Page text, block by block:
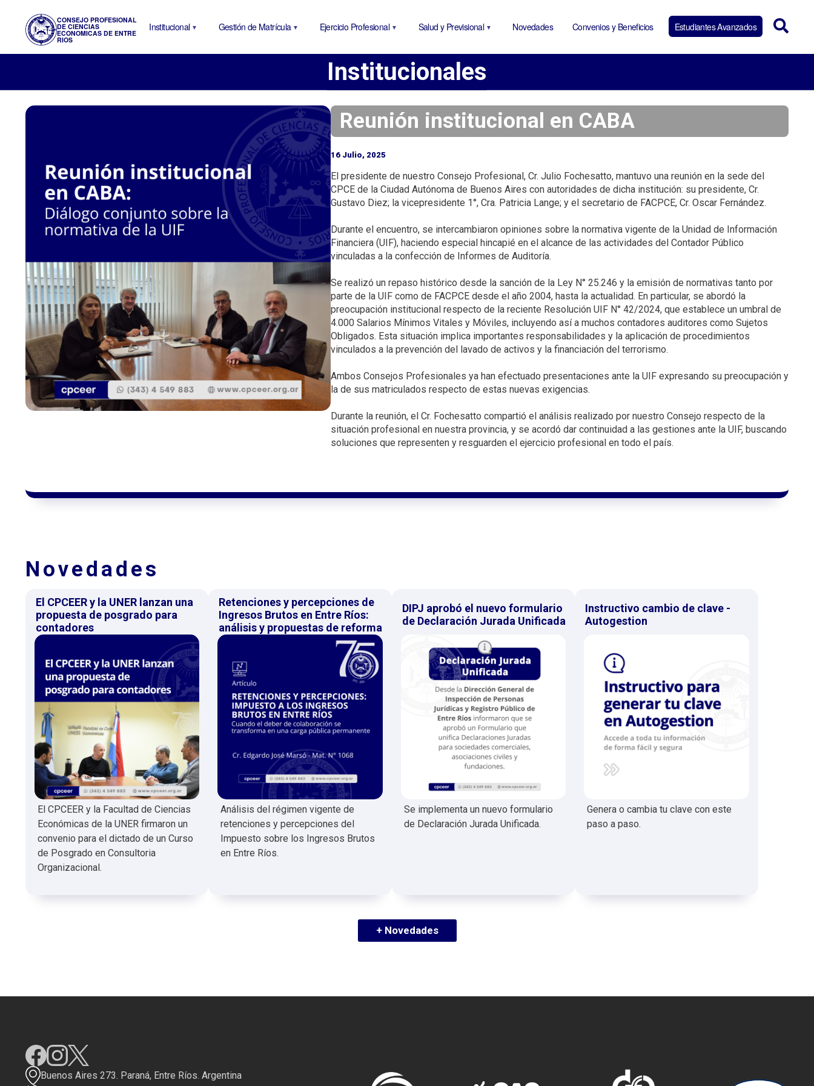
a
r
a
c
o
e
n
i
o
p
i
n
c
i
p
a
l
CONSEJO PROFESIONAL
DE CIENCIAS
ECONOMICAS DE ENTRE
RIOS
Institucional Gestión de Matrícula Ejercicio Profesional Salud y Previsional Novedades Convenios y Beneficios Estudiantes Avanzados
Institucionales
Reunión institucional en CABA
16 Julio, 2025
El presidente de nuestro Consejo Profesional, Cr. Julio Fochesatto, mantuvo una reunión en la sede del
CPCE de la Ciudad Autónoma de Buenos Aires con autoridades de dicha institución: su presidente, Cr.
Gustavo Diez; la vicepresidente 1°, Cra. Patricia Lange; y el secretario de FACPCE, Cr. Oscar Fernández.
Durante el encuentro, se intercambiaron opiniones sobre la normativa vigente de la Unidad de Información
Financiera (UIF), haciendo especial hincapié en el alcance de las actividades del Contador Público
vinculadas a la confección de Informes de Auditoría.
Se realizó un repaso histórico desde la sanción de la Ley N° 25.246 y la emisión de normativas tanto por
parte de la UIF como de FACPCE desde el año 2004, hasta la actualidad. En particular, se abordó la
preocupación institucional respecto de la reciente Resolución UIF N° 42/2024, que establece un umbral de
4.000 Salarios Mínimos Vitales y Móviles, incluyendo así a muchos contadores auditores como Sujetos
Obligados. Esta situación implica importantes responsabilidades y la aplicación de procedimientos
vinculados a la prevención del lavado de activos y la financiación del terrorismo.
Ambos Consejos Profesionales ya han efectuado presentaciones ante la UIF expresando su preocupación y
la de sus matriculados respecto de estas nuevas exigencias.
Durante la reunión, el Cr. Fochesatto compartió el análisis realizado por nuestro Consejo respecto de la
situación profesional en nuestra provincia, y se acordó dar continuidad a las gestiones ante la UIF, buscando
soluciones que representen y resguarden el ejercicio profesional en todo el país.
Novedades
El CPCEER y la UNER lanzan una
propuesta de posgrado para
contadores
El CPCEER y la Facultad de Ciencias
Económicas de la UNER firmaron un
convenio para el dictado de un Curso
de Posgrado en Consultoria
Organizacional.
Retenciones y percepciones de
Ingresos Brutos en Entre Ríos:
análisis y propuestas de reforma
Análisis del régimen vigente de
retenciones y percepciones del
Impuesto sobre los Ingresos Brutos
en Entre Ríos.
DIPJ aprobó el nuevo formulario
de Declaración Jurada Unificada
Se implementa un nuevo formulario
de Declaración Jurada Unificada.
Instructivo cambio de clave -
Autogestion
Genera o cambia tu clave con este
paso a paso.
+ Novedades
Buenos Aires 273. Paraná, Entre Ríos. Argentina